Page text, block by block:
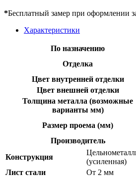
*Бесплатный замер при оформлении
Характеристики
По назначению
Отделка
Цвет внутренней отделки
Цвет внешней отделки
Толщина металла (возможные
варианты мм)
Размер проема (мм)
Производитель
Конструкция
(усиленная)
Лист стали
От 2 мм